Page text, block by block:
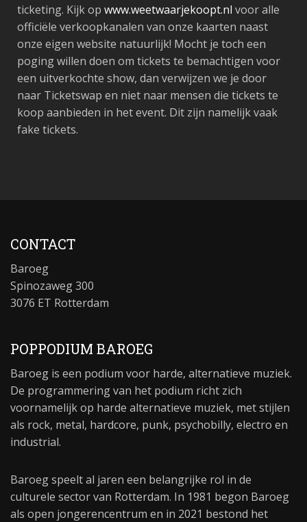
ticketing. Kijk op www.weetwaarjekoopt.nl voor alle
officiële verkoopkanalen van onze kaarten naast
onze eigen website natuurlijk! Mocht je toch een
poging willen doen om tickets te bemachtigen voor
een uitverkochte show, dan verwijzen we je door
naar Ticketswap en niet naar mensen die tickets te
koop aanbieden in het event. Dit zijn namelijk vaak
fake tickets.
CONTACT
Baroeg
Spinozaweg 300
3076 ET Rotterdam
POPPODIUM BAROEG
Baroeg is een podium voor harde, alternatieve muziek.
De programmering van het podium richt zich
voornamelijk op harde alternatieve muziek, met stijlen
als rock, metal, hardcore, punk, psychobilly, electro en
industrial.
Baroeg speelt al jaren een belangrijke rol in de
culturele sector van Rotterdam. In 1981 begon Baroeg
als open jongerencentrum en in 2021 bestond het